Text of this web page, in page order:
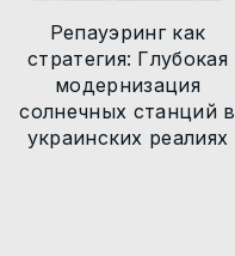
Репауэринг как
стратегия: Глубокая
модернизация
солнечных станций в
украинских реалиях